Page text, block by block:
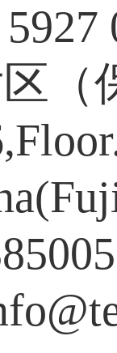
（